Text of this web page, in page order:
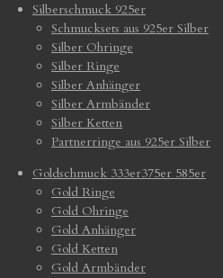
Silberschmuck 925er
Schmucksets aus 925er Silber
Silber Ohringe
Silber Ringe
Silber Anhänger
Silber Armbänder
Silber Ketten
Partnerringe aus 925er Silber
Goldschmuck 333er375er 585er
Gold Ringe
Gold Ohringe
Gold Anhänger
Gold Ketten
Gold Armbänder